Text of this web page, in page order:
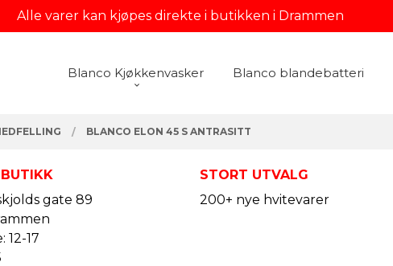
Alle varer kan kjøpes direkte i butikken i Drammen
Blanco Kjøkkenvasker Blanco blandebatteri
BLANCO ELON 45 S ANTRASITT
gate 89
12-17
STORT UTVALG
200+ nye hvitevarer